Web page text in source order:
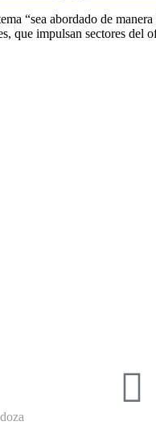
“sea abordado de
que impulsan sectores